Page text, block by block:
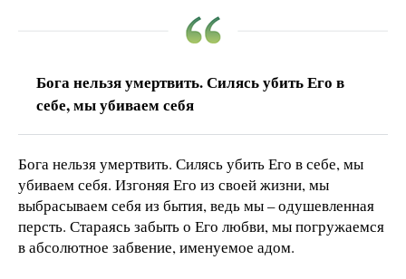
Бога нельзя умертвить. Силясь убить Его в
себе, мы убиваем себя
Бога нельзя умертвить. Силясь убить Его в себе, мы
убиваем себя. Изгоняя Его из своей жизни, мы
выбрасываем себя из бытия, ведь мы – одушевленная
персть. Стараясь забыть о Его любви, мы погружаемся
в абсолютное забвение, именуемое адом.